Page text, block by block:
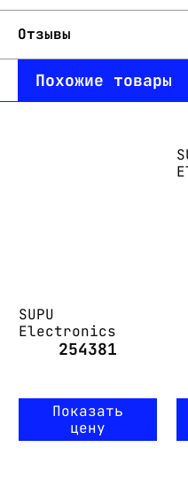
Отзывы
Похожие товары
SUPU
Electronics
254381
Показать
цену